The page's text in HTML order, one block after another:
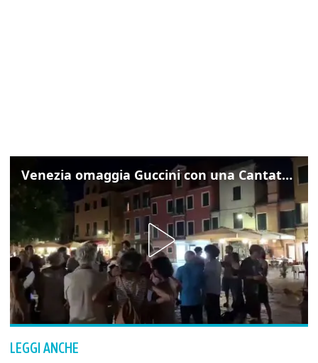
Venezia omaggia Guccini con una Cantata Anarchica in campo Santa Margherita
LEGGI ANCHE